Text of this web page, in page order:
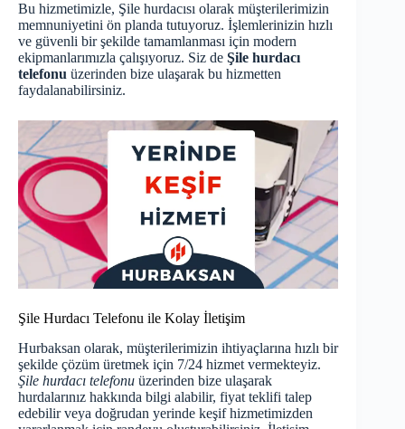
Bu hizmetimizle, Şile hurdacısı olarak müşterilerimizin
memnuniyetini ön planda tutuyoruz. İşlemlerinizin hızlı
ve güvenli bir şekilde tamamlanması için modern
ekipmanlarımızla çalışıyoruz. Siz de Şile hurdacı
telefonu üzerinden bize ulaşarak bu hizmetten
faydalanabilirsiniz.
Şile Hurdacı Telefonu ile Kolay İletişim
Hurbaksan olarak, müşterilerimizin ihtiyaçlarına hızlı bir
şekilde çözüm üretmek için 7/24 hizmet vermekteyiz.
Şile hurdacı telefonu üzerinden bize ulaşarak
hurdalarınız hakkında bilgi alabilir, fiyat teklifi talep
edebilir veya doğrudan yerinde keşif hizmetimizden